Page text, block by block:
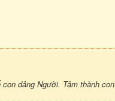
dâng Người. Tâm thành con